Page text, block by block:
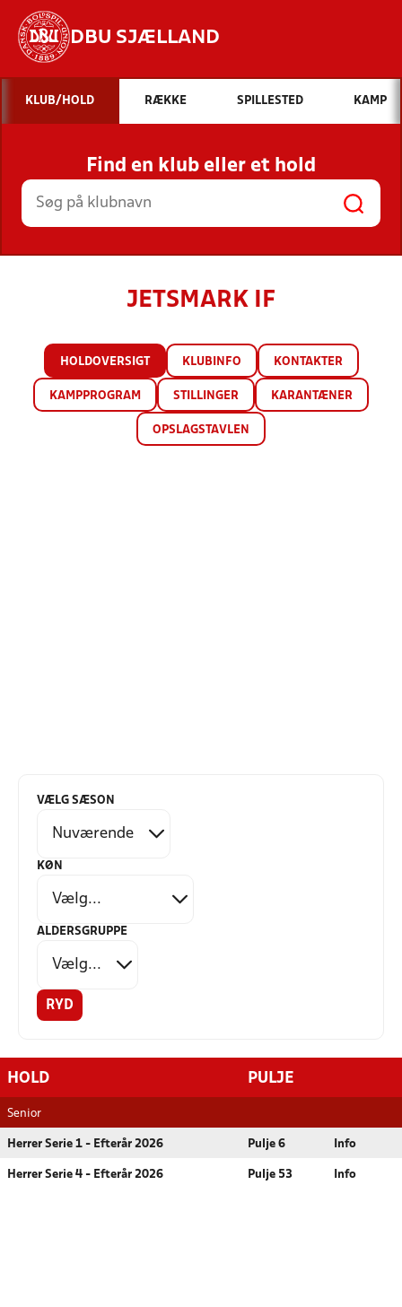
DBU SJÆLLAND
Hvad vil du søge efter?
INDHOLD OG NYHEDER
STILLINGER, RESULTATER, KLUBBER OG
HOLD
KLUB/HOLD RÆKKE SPILLESTED KAMP
Find en klub eller et hold
JETSMARK IF
HOLDOVERSIGT KLUBINFO KONTAKTER
KAMPPROGRAM STILLINGER KARANTÆNER
OPSLAGSTAVLEN
VÆLG SÆSON
KØN
ALDERSGRUPPE
RYD
HOLD PULJE
Senior
Herrer Serie 1 - Efterår 2026 Pulje 6 Info
Herrer Serie 4 - Efterår 2026 Pulje 53 Info